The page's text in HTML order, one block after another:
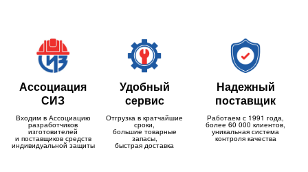
Ассоциация
СИЗ
Входим в Ассоциацию
разработчиков
изготовителей
и поставщиков средств
индивидуальной защиты
Удобный
сервис
Отгрузка в кратчайшие
сроки,
большие товарные
запасы,
быстрая доставка
Надежный
поставщик
Работаем с 1991 года,
более 60 000 клиентов,
уникальная система
контроля качества